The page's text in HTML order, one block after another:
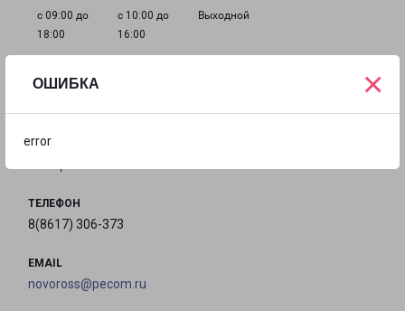
ОШИБКА
error
×
с 09:00 до
18:00
с 10:00 до
16:00
Выходной
ТЕЛЕФОН
8(8617) 306-373
EMAIL
novoross@pecom.ru